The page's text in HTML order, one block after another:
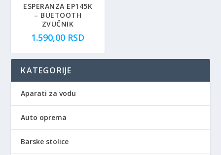
ESPERANZA EP145K
– BUETOOTH
ZVUČNIK
1.590,00 RSD
KATEGORIJE
Aparati za vodu
Auto oprema
Barske stolice